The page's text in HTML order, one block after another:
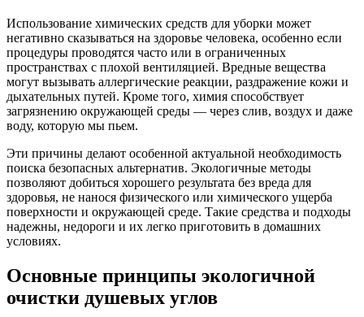
Использование химических средств для уборки может
негативно сказываться на здоровье человека, особенно если
процедуры проводятся часто или в ограниченных
пространствах с плохой вентиляцией. Вредные вещества
могут вызывать аллергические реакции, раздражение кожи и
дыхательных путей. Кроме того, химия способствует
загрязнению окружающей среды — через слив, воздух и даже
воду, которую мы пьем.
Эти причины делают особенной актуальной необходимость
поиска безопасных альтернатив. Экологичные методы
позволяют добиться хорошего результата без вреда для
здоровья, не нанося физического или химического ущерба
поверхности и окружающей среде. Такие средства и подходы
надежны, недороги и их легко приготовить в домашних
условиях.
Основные принципы экологичной
очистки душевых углов